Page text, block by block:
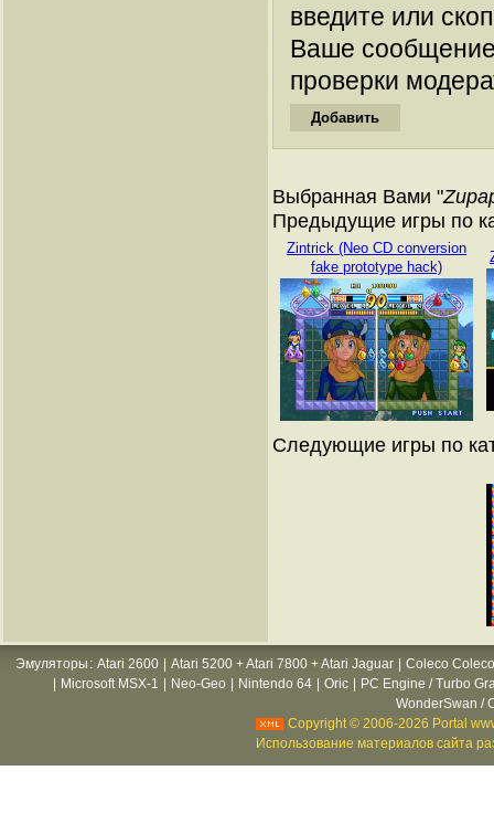
введите или
Ваше
проверки
Выбранная Вами "
Предыдущие игры по
Zintrick (Neo CD conversion
fake prototype hack)
Следующие игры по
Эмуляторы : Atari 2600 Atari 5200 + Atari 7800 + Atari Jaguar
Coleco
Microsoft MSX-1 Neo-Geo Nintendo 64 Oric
PC Engine / Turbo
WonderSwan /
Copyright © 2006-2026 Portal
Использование материалов сайта